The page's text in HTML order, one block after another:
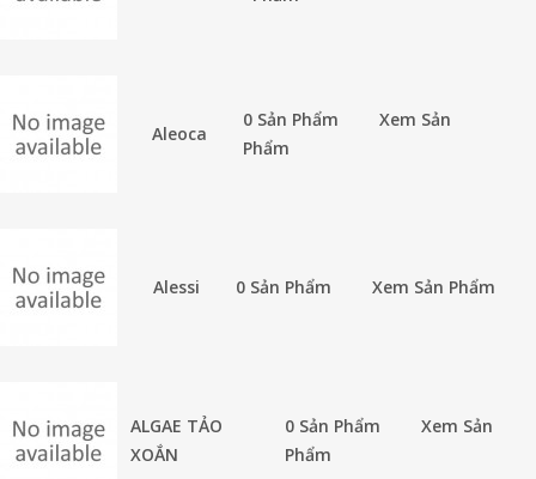
Aleoca
0 Sản Phẩm
Xem Sản
Phẩm
Alessi 0 Sản Phẩm Xem Sản Phẩm
ALGAE TẢO
XOẮN
0 Sản Phẩm
Xem Sản
Phẩm